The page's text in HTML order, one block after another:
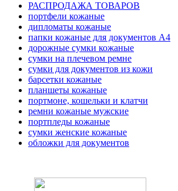
РАСПРОДАЖА ТОВАРОВ
портфели кожаные
дипломаты кожаные
папки кожаные для документов А4
дорожные сумки кожаные
сумки на плечевом ремне
сумки для документов из кожи
барсетки кожаные
планшеты кожаные
портмоне, кошельки и клатчи
ремни кожаные мужские
портпледы кожаные
сумки женские кожаные
обложки для документов